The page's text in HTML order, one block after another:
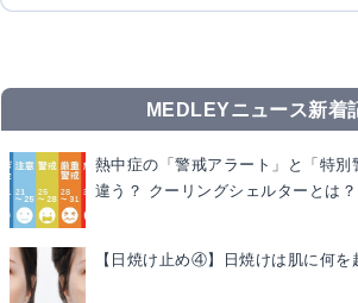
MEDLEYニュース新着
熱中症の「警戒アラート」と「特別
違う？ クーリングシェルターとは？
【日焼け止め④】日焼けは肌に何を